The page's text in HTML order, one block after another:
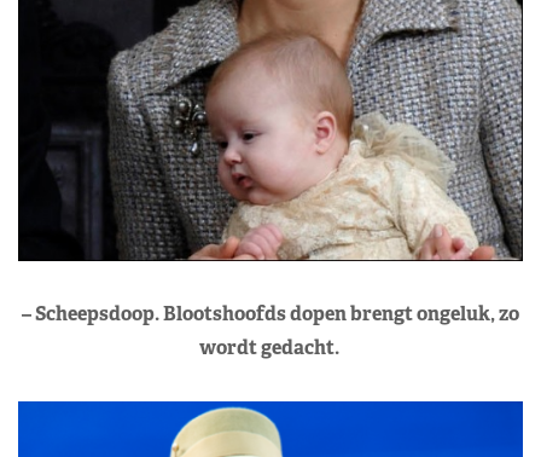
– Scheepsdoop. Blootshoofds dopen brengt ongeluk, zo
wordt gedacht.